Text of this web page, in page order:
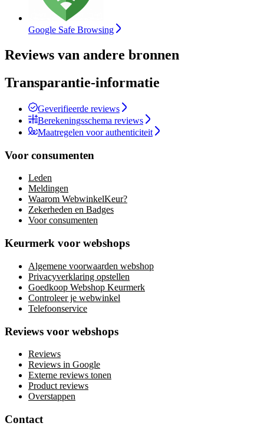
Google Safe Browsing
Reviews van andere bronnen
Transparantie-informatie
Geverifieerde reviews
Berekeningsschema reviews
Maatregelen voor authenticiteit
Voor consumenten
Leden
Meldingen
Waarom WebwinkelKeur?
Zekerheden en Badges
Voor consumenten
Keurmerk voor webshops
Algemene voorwaarden webshop
Privacyverklaring opstellen
Goedkoop Webshop Keurmerk
Controleer je webwinkel
Telefoonservice
Reviews voor webshops
Reviews
Reviews in Google
Externe reviews tonen
Product reviews
Overstappen
Contact